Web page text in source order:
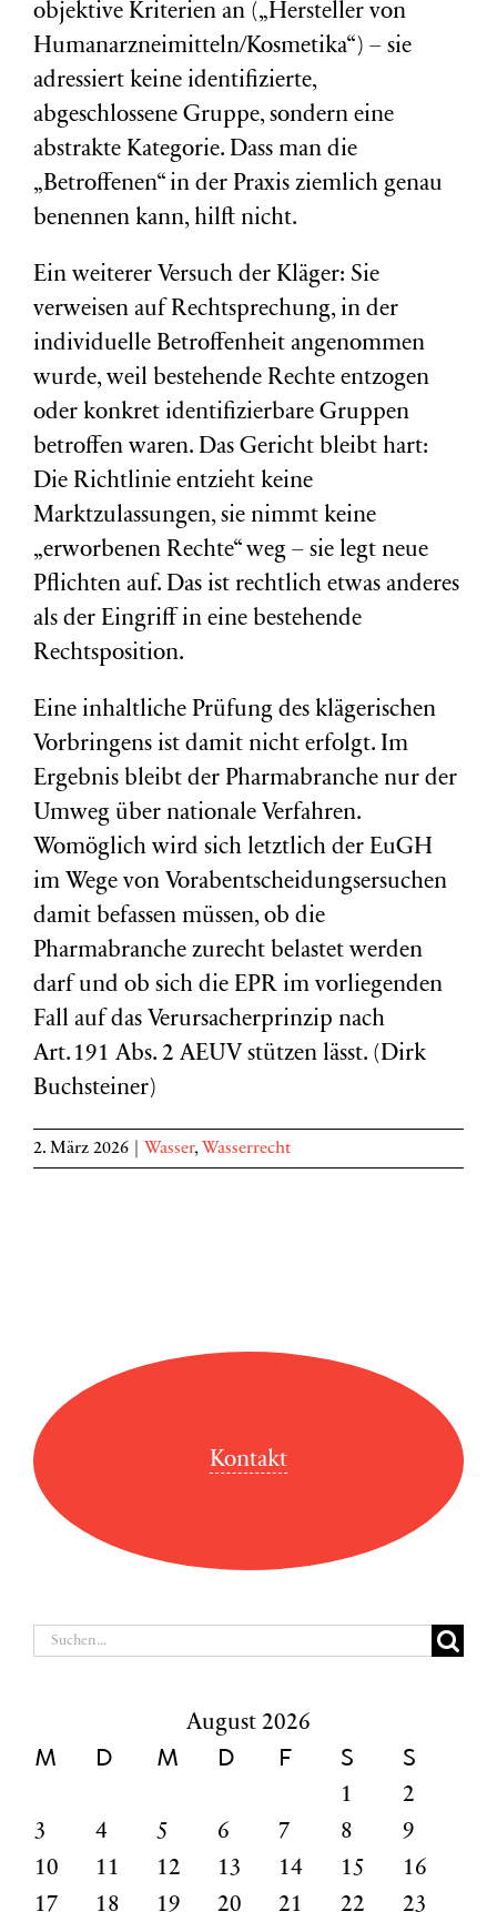
objektive Kriterien an („Hersteller von
Humanarzneimitteln/Kosmetika“) – sie
adressiert keine identifizierte,
abgeschlossene Gruppe, sondern eine
abstrakte Kategorie. Dass man die
„Betroffenen“ in der Praxis ziemlich genau
benennen kann, hilft nicht.
Ein weiterer Versuch der Kläger: Sie
verweisen auf Rechtsprechung, in der
individuelle Betroffenheit angenommen
wurde, weil bestehende Rechte entzogen
oder konkret identifizierbare Gruppen
betroffen waren. Das Gericht bleibt hart:
Die Richtlinie entzieht keine
Marktzulassungen, sie nimmt keine
„erworbenen Rechte“ weg – sie legt neue
Pflichten auf. Das ist rechtlich etwas anderes
als der Eingriff in eine bestehende
Rechtsposition.
Eine inhaltliche Prüfung des klägerischen
Vorbringens ist damit nicht erfolgt. Im
Ergebnis bleibt der Pharmabranche nur der
Umweg über nationale Verfahren.
Womöglich wird sich letztlich der EuGH
im Wege von Vorabentscheidungsersuchen
damit befassen müssen, ob die
Pharmabranche zurecht belastet werden
darf und ob sich die EPR im vorliegenden
Fall auf das Verursacherprinzip nach
Art. 191 Abs. 2 AEUV stützen lässt. (Dirk
Buchsteiner)
2. März 2026 Wasser, Wasserrecht
Kontakt
Suche
August 2026
M D M D F S S
1
2
3
4 5 6 7 8
9
10
11 12 13 14 15
16
17
18 19 20 21 22 23